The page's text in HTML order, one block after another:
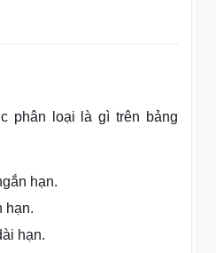
phân loại là gì trên bảng
hạn.
hạn.
hạn.